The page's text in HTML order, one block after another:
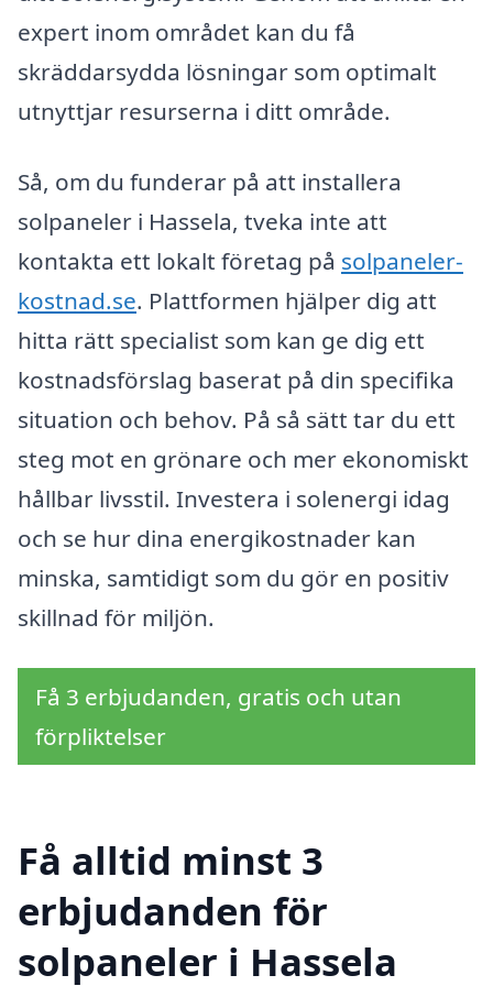
expert inom området kan du få
skräddarsydda lösningar som optimalt
utnyttjar resurserna i ditt område.
Så, om du funderar på att installera
solpaneler i Hassela, tveka inte att
kontakta ett lokalt företag på solpaneler-
kostnad.se. Plattformen hjälper dig att
hitta rätt specialist som kan ge dig ett
kostnadsförslag baserat på din specifika
situation och behov. På så sätt tar du ett
steg mot en grönare och mer ekonomiskt
hållbar livsstil. Investera i solenergi idag
och se hur dina energikostnader kan
minska, samtidigt som du gör en positiv
skillnad för miljön.
Få 3 erbjudanden, gratis och utan
förpliktelser
Få alltid minst 3
erbjudanden för
solpaneler i Hassela